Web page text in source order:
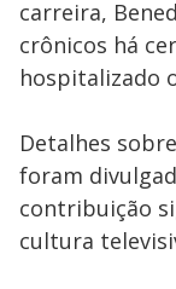
carreira,
crônicos há
hospitalizado
Detalhes
foram
contribuição
cultura